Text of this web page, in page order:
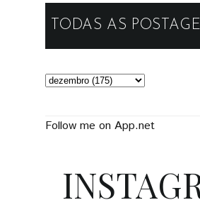
TODAS AS
Follow me on App.net